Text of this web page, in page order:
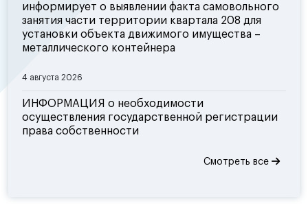
информирует о выявлении факта самовольного
занятия части территории квартала 208 для
установки объекта движимого имущества –
металлического контейнера
4 августа 2026
ИНФОРМАЦИЯ о необходимости
осуществления государственной регистрации
права собственности
Смотреть все